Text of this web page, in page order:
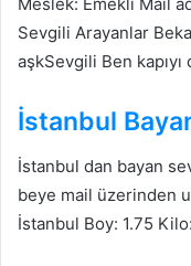
Sevgili Arayanlar
aşkSevgili Ben kapıyı
İstanbul
İstanbul dan bayan
beye mail üzerinden
İstanbul Boy: 1.75